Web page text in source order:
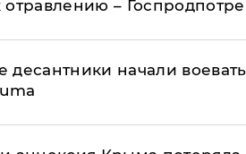
отравлению –
десантники начали